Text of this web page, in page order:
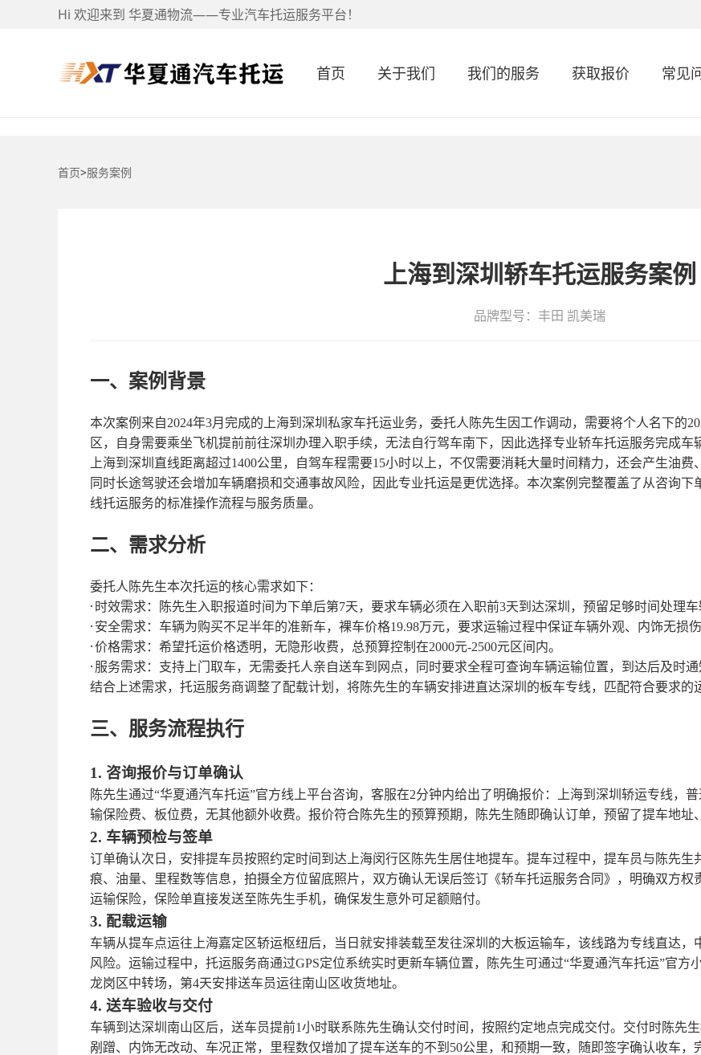
Hi 欢迎来到 华夏通物流——专业汽车托运服务平台！
首页 关于我们 我们的服务 获取报价 常见
首页>服务案例
上海到深圳轿车托运服务案例
品牌型号：丰田 凯美瑞
一、案例背景
本次案例来自2024年3月完成的上海到深圳私家车托运业务，委托人陈先生因工作调动，需要将个人名下的
区，自身需要乘坐飞机提前前往深圳办理入职手续，无法自行驾车南下，因此选择专业轿车托运服务完成车
上海到深圳直线距离超过1400公里，自驾车程需要15小时以上，不仅需要消耗大量时间精力，还会产生油费
同时长途驾驶还会增加车辆磨损和交通事故风险，因此专业托运是更优选择。本次案例完整覆盖了从咨询
线托运服务的标准操作流程与服务质量。
二、需求分析
委托人陈先生本次托运的核心需求如下：
· 时效需求：陈先生入职报道时间为下单后第7天，要求车辆必须在入职前3天到达深圳，预留足够时间处理
· 安全需求：车辆为购买不足半年的准新车，裸车价格19.98万元，要求运输过程中保证车辆外观、内饰无损
·价格需求：希望托运价格透明，无隐形收费，总预算控制在2000元-2500元区间内。
· 服务需求：支持上门取车，无需委托人亲自送车到网点，同时要求全程可查询车辆运输位置，到达后及时通
结合上述需求，托运服务商调整了配载计划，将陈先生的车辆安排进直达深圳的板车专线，匹配符合要求的
三、服务流程执行
1. 咨询报价与订单确认
陈先生通过“华夏通汽车托运”官方线上平台咨询，客服在2分钟内给出了明确报价：上海到深圳轿运专线，
输保险费、板位费，无其他额外收费。报价符合陈先生的预算预期，陈先生随即确认订单，预留了提车地址
2. 车辆预检与签单
订单确认次日，安排提车员按照约定时间到达上海闵行区陈先生居住地提车。提车过程中，提车员与陈先生
痕、油量、里程数等信息，拍摄全方位留底照片，双方确认无误后签订《轿车托运服务合同》，明确双方权
运输保险，保险单直接发送至陈先生手机，确保发生意外可足额赔付。
3. 配载运输
车辆从提车点运往上海嘉定区轿运枢纽后，当日就安排装载至发往深圳的大板运输车，该线路为专线直达
风险。运输过程中，托运服务商通过GPS定位系统实时更新车辆位置，陈先生可通过“华夏通汽车托运”官方
龙岗区中转场，第4天安排送车员运往南山区收货地址。
4. 送车验收与交付
车辆到达深圳南山区后，送车员提前1小时联系陈先生确认交付时间，按照约定地点完成交付。交付时陈先
剐蹭、内饰无改动、车况正常，里程数仅增加了提车送车的不到50公里，和预期一致，随即签字确认收车，